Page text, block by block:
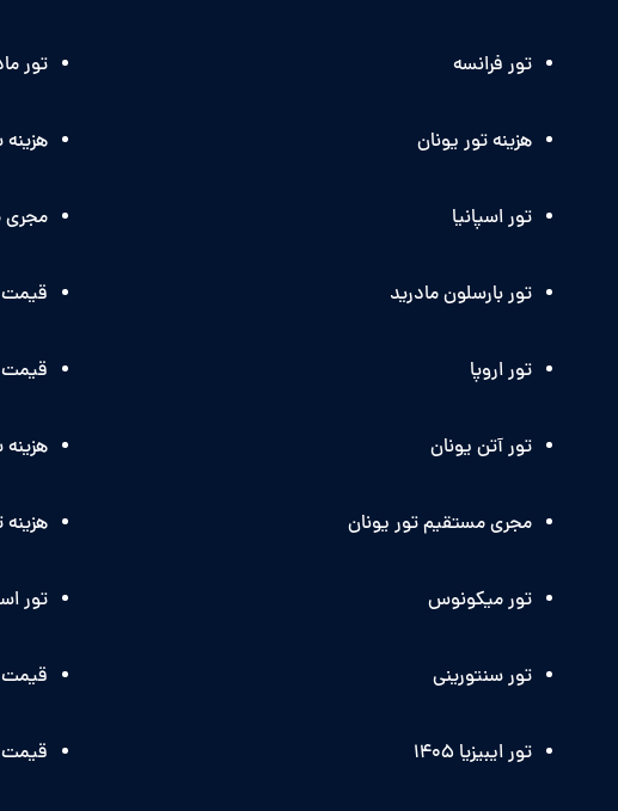
تور فرانسه
هزینه تور یونان
تور اسپانیا
تور بارسلون مادرید
تور اروپا
تور آتن یونان
مجری مستقیم تور یونان
تور میکونوس
تور سنتورینی
تور ایبیزیا 1405
تور
هزینه
مجری
قیمت
قیمت
هزینه
تور
قیمت
قیمت